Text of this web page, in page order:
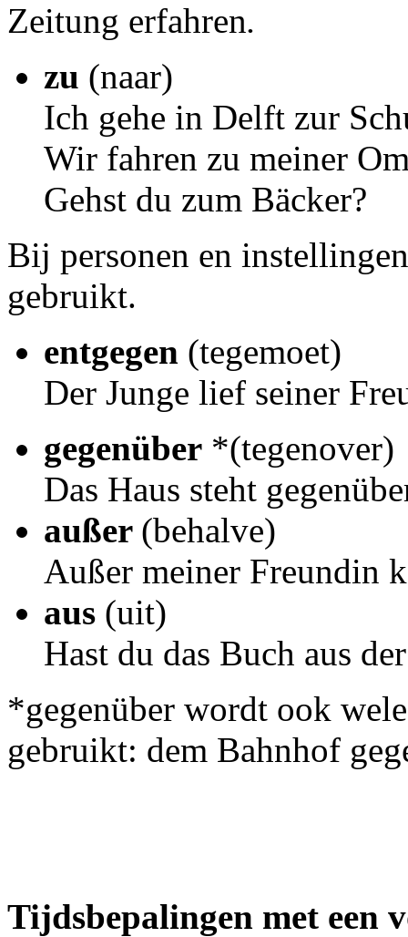
Zeitung erfahren.
zu (naar)
Ich gehe in Delft zur
Wir fahren zu meiner
Gehst du zum Bäcker?
Bij personen en
gebruikt.
entgegen (tegemoet)
Der Junge lief seiner
gegenüber *(tegenover)
Das Haus steht
außer (behalve)
Außer meiner Freundin
aus (uit)
Hast du das Buch aus
*gegenüber wordt ook
gebruikt: dem Bahnhof
Tijdsbepalingen met een